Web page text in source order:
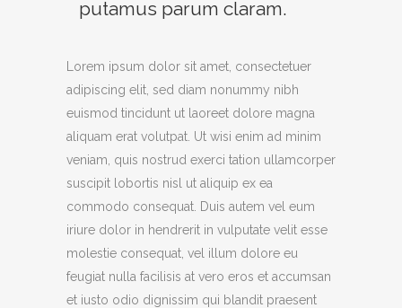
putamus parum claram.
Lorem ipsum dolor sit amet, consectetuer
adipiscing elit, sed diam nonummy nibh
euismod tincidunt ut laoreet dolore magna
aliquam erat volutpat. Ut wisi enim ad minim
veniam, quis nostrud exerci tation ullamcorper
suscipit lobortis nisl ut aliquip ex ea
commodo consequat. Duis autem vel eum
iriure dolor in hendrerit in vulputate velit esse
molestie consequat, vel illum dolore eu
feugiat nulla facilisis at vero eros et accumsan
et iusto odio dignissim qui blandit praesent